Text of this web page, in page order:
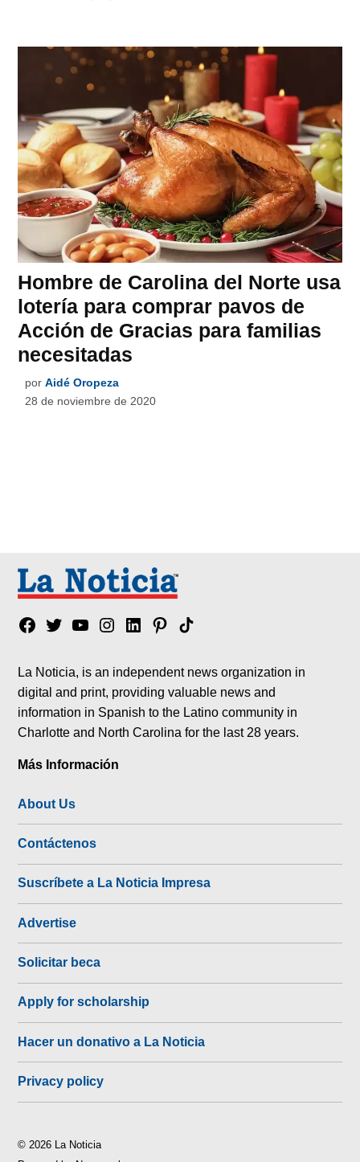
Hombre de Carolina del Norte usa
lotería para comprar pavos de
Acción de Gracias para familias
necesitadas
por Aidé Oropeza
28 de noviembre de 2020
Facebook
TwitterYouTubeInstagram
LinkedinPinterest
Tik
La Noticia, is an independent news organization in
digital and print, providing valuable news and
information in Spanish to the Latino community in
Charlotte and North Carolina for the last 28 years.
Más Información
About Us
Contáctenos
Suscríbete a La Noticia Impresa
Advertise
Solicitar beca
Apply for scholarship
Hacer un donativo a La Noticia
Privacy policy
© 2026 La Noticia